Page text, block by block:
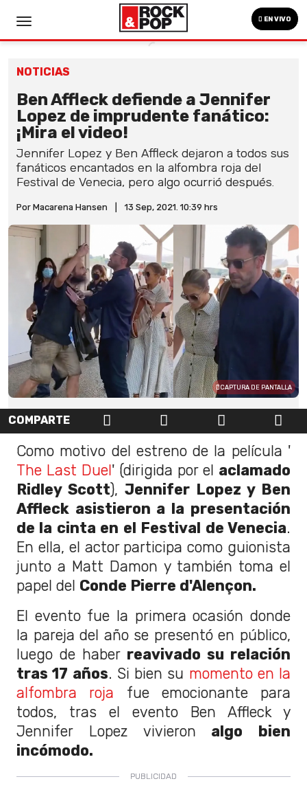
EN VIVO
NOTICIAS
Ben Affleck defiende a Jennifer
Lopez de imprudente fanático:
¡Mira el video!
Jennifer Lopez y Ben Affleck dejaron a todos sus
fanáticos encantados en la alfombra roja del
Festival de Venecia, pero algo ocurrió después.
Por Macarena Hansen 13 Sep, 2021. 10:39 hrs
CAPTURA DE PANTALLA
COMPARTE
Como motivo del estreno de la película '
The Last Duel' (dirigida por el aclamado
Ridley Scott), Jennifer Lopez y Ben
Affleck asistieron a la presentación
de la cinta en el Festival de Venecia.
En ella, el actor participa como guionista
junto a Matt Damon y también toma el
papel del Conde Pierre d'Alençon.
El evento fue la primera ocasión donde
la pareja del año se presentó en público,
luego de haber reavivado su relación
tras 17 años. Si bien su momento en la
alfombra roja fue emocionante para
todos, tras el evento Ben Affleck y
Jennifer Lopez vivieron algo bien
incómodo.